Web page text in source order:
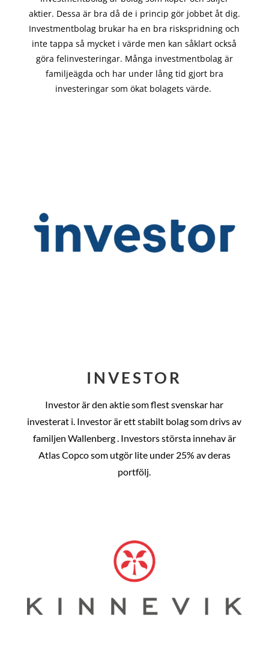
aktier. Dessa är bra då de i princip görjobbet åt dig.
Investmentbolag brukar ha en bra riskspridning och
inte tappa så mycket i värde men kan såklart också
göra felinvesteringar. Många investmentbolag är
familjeägda och har under lång tid gjort bra
investeringar som ökat bolagets värde.
INVESTOR
Investor är den aktie som flest svenskar har
investerat i. Investor är ett stabilt bolag som drivs av
familjen Wallenberg . Investors största innehav är
Atlas Copco som utgör lite under 25% av deras
portfölj.